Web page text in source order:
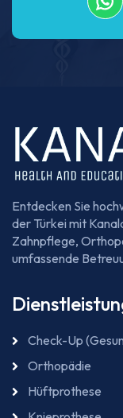
Entdecken Sie
der Türkei mit
Zahnpflege,
umfassende
Check-Up
Orthopädie
Hüftprothese